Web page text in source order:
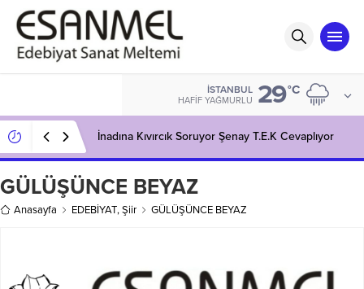
İSTANBUL
HAFIF YAĞMURLU 29°C
İnadına Kıvırcık Soruyor Şenay T.E.K Cevaplıyor
GÜLÜŞÜNCE BEYAZ
Anasayfa EDEBİYAT,Şiir GÜLÜŞÜNCE BEYAZ